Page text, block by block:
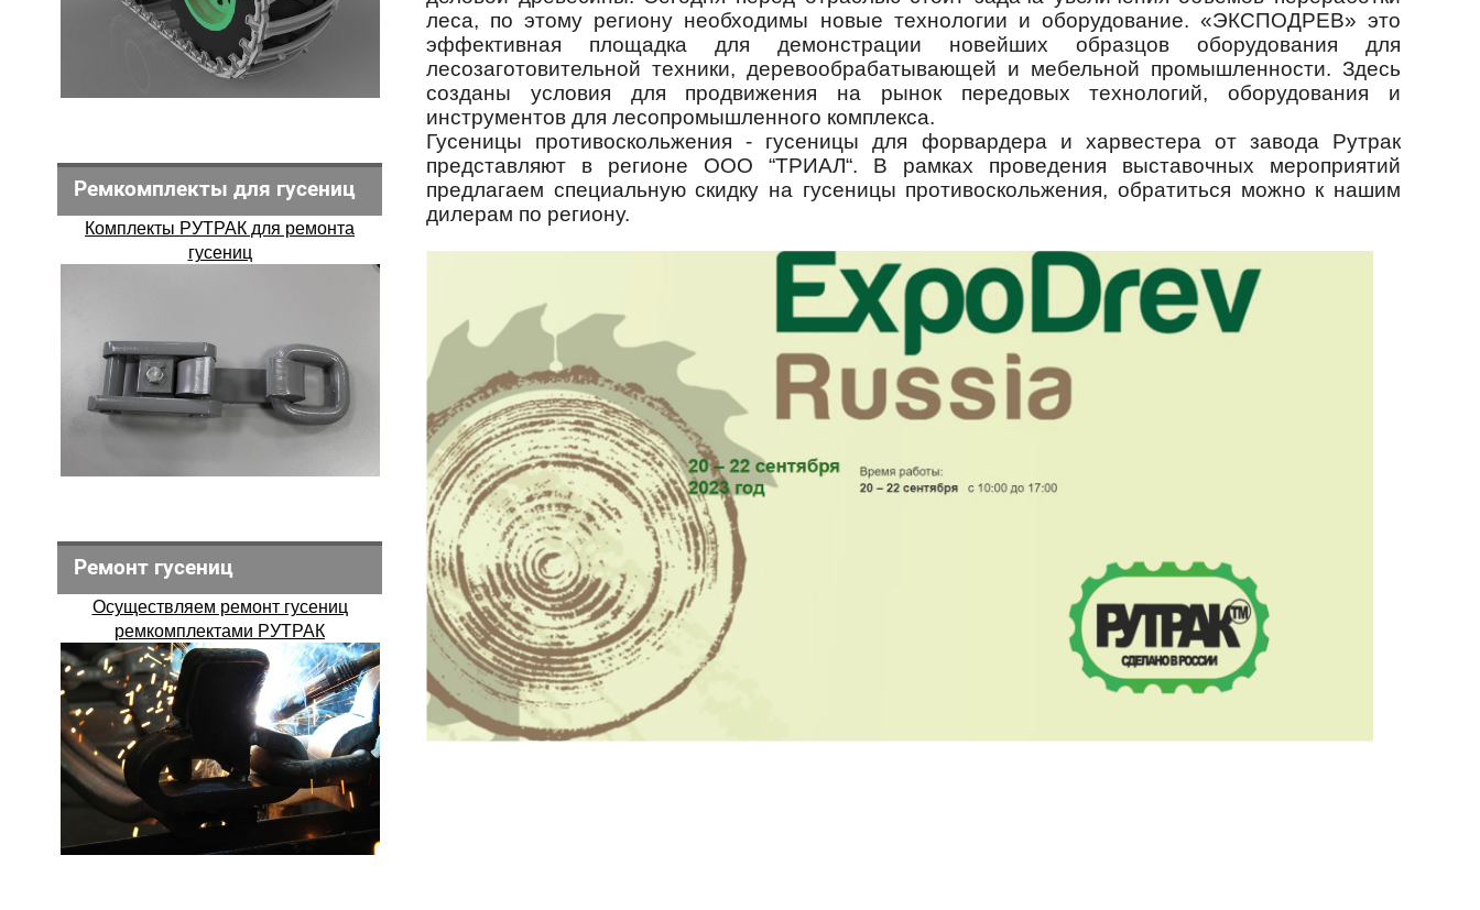
Ремкомплекты для гусениц
Комплекты РУТРАК для ремонта
гусениц
Ремонт гусениц
Осуществляем ремонт гусениц
ремкомплектами РУТРАК
леса, по этому региону необходимы новые технологии и оборудование. «ЭКСПОДРЕВ» это
эффективная площадка для демонстрации новейших образцов оборудования для
лесозаготовительной техники, деревообрабатывающей и мебельной промышленности. Здесь
созданы условия для продвижения на рынок передовых технологий, оборудования и
инструментов для лесопромышленного комплекса.
Гусеницы противоскольжения - гусеницы для форвардера и харвестера от завода Рутрак
представляют в регионе ООО “ТРИАЛ“. В рамках проведения выставочных мероприятий
предлагаем специальную скидку на гусеницы противоскольжения, обратиться можно к нашим
дилерам по региону.